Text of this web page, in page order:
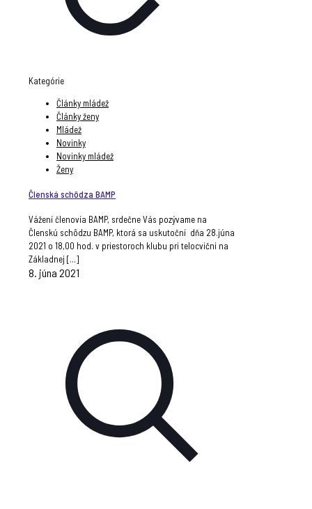
Kategórie
Články mládež
Články ženy
Mládež
Novinky
Novinky mládež
Ženy
Členská schôdza BAMP
Vážení členovia BAMP, srdečne Vás pozývame na
Členskú schôdzu BAMP, ktorá sa uskutoční dňa 28.júna
2021 o 18,00 hod. v priestoroch klubu pri telocvični na
Základnej […]
8. júna 2021